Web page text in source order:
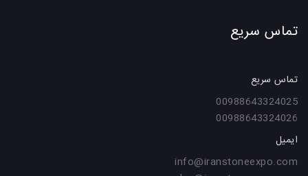
تماس سریع
تماس سریع
00988643324025
00988643324026
ایمیل
info@iranstoneexpo.com